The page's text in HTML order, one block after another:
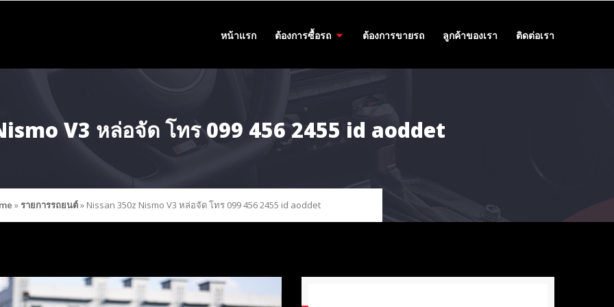
หน้าแรก ต้องการซื้อรถ ต้องการขายรถ ลูกค้าของเรา ติดต่อเรา
V3 หล่อจัด โทร 099 456 2455 id aoddet
»รายการรถยนต์» Nissan 350z Nismo V3 หล่อจัด โทร 099 456 2455 id aoddet